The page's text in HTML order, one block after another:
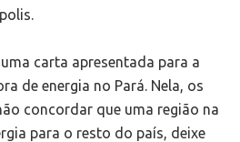
carta apresentada para a
de energia no Pará. Nela, os
concordar que uma região na
para o resto do país, deixe